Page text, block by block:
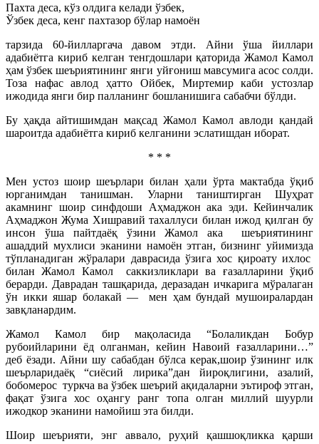
Пахта деса, кўз олдига келади ўзбек,
Ўзбек деса, кенг пахтазор бўлар намоён
тарзида 60-йилларгача давом этди. Айни ўша йиллари
адабиётга кириб келган тенгдошлари қаторида Жамол Камол
ҳам ўзбек шеъриятининг янги уйғониш мавсумига асос солди.
Тоза нафас авлод ҳатто Ойбек, Миртемир каби устозлар
ижодида янги бир палланинг бошланишига сабабчи бўлди.
Бу ҳақда айтишимдан мақсад Жамол Камол авлоди қандай
шароитда адабиётга кириб келганини эслатишдан иборат.
* * *
Мен устоз шоир шеърлари билан ҳали ўрта мактабда ўқиб
юрганимдан танишман. Уларни таништирган Шуҳрат
акамнинг шоир синфдоши Аҳмаджон ака эди. Кейинчалик
Аҳмаджон Жума Хишравий тахаллуси билан ижод қилган бу
инсон ўша пайтдаёқ ўзини Жамол ака шеъриятининг
ашаддий мухлиси эканини намоён этган, бизнинг уйимизда
тўпланадиган жўралари даврасида ўзига хос қироату ихлос
билан Жамол Камол саккизликлари ва ғазалларини ўқиб
берарди. Даврадан ташқарида, деразадан ичкарига мўралаган
ўн икки яшар болакай — мен ҳам бундай мушоиралардан
завқланардим.
Жамол Камол бир мақоласида “Болаликдан Бобур
рубоийларини ёд олганман, кейин Навоий ғазалларини…”
деб ёзади. Айни шу сабабдан бўлса керак,шоир ўзининг илк
шеърларидаёқ “сиёсий лирика”дан йироқлигини, азалий,
бобомерос туркча ва ўзбек шеърий ақидаларни эътироф этган,
фақат ўзига хос оҳангу ранг топа олган миллий шуурли
ижодкор эканини намойиш эта билди.
Шоир шеърияти, энг аввало, руҳий қашшоқликка қарши